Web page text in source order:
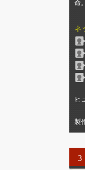
命。
ネ
ヒ
製
3